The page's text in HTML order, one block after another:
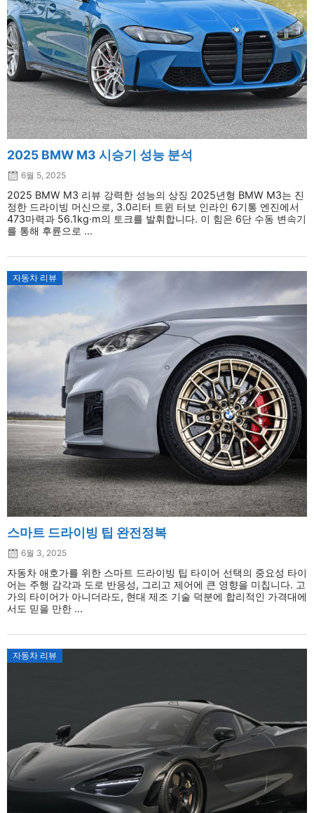
2025 BMW M3 시승기 성능 분석
6월 5, 2025
2025 BMW M3 리뷰 강력한 성능의 상징 2025년형 BMW M3는 진
정한 드라이빙 머신으로, 3.0리터 트윈 터보 인라인 6기통 엔진에서
473마력과 56.1kg·m의 토크를 발휘합니다. 이 힘은 6단 수동 변속기
를 통해 후륜으로 ...
자동차 리뷰
스마트 드라이빙 팁 완전정복
6월 3, 2025
자동차 애호가를 위한 스마트 드라이빙 팁 타이어 선택의 중요성 타이
어는 주행 감각과 도로 반응성, 그리고 제어에 큰 영향을 미칩니다. 고
가의 타이어가 아니더라도, 현대 제조 기술 덕분에 합리적인 가격대에
서도 믿을 만한 ...
자동차 리뷰